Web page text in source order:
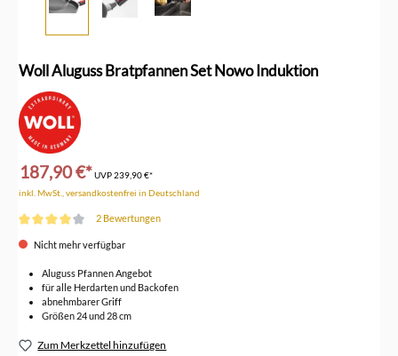
Woll Aluguss Bratpfannen Set Nowo Induktion
187,90 €*UVP239,90 €*
inkl. MwSt., versandkostenfrei in Deutschland
2 Bewertungen
Nicht mehr verfügbar
Aluguss Pfannen Angebot
für alle Herdarten und Backofen
abnehmbarer Griff
Größen 24 und 28 cm
Zum Merkzettel hinzufügen